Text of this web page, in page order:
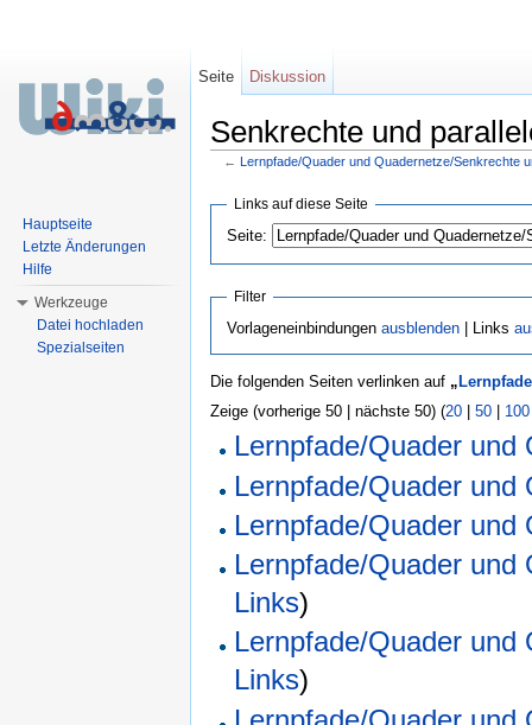
Senkrechte und
← Lernpfade/Quader und Quadernetze/Senkrechte
Links auf diese Seite
Seite:
Filter
Vorlageneinbindungen ausblenden| Links
Die folgenden Seiten verlinken auf „
Zeige (vorherige 50 | nächste 50) (20 50 100
Lernpfade/Quader und
Lernpfade/Quader und
Lernpfade/Quader und
Lernpfade/Quader und
Links)
Lernpfade/Quader und
Links)
Seite Diskussion
Hauptseite
Letzte Änderungen
Hilfe
Werkzeuge
Datei hochladen
Spezialseiten